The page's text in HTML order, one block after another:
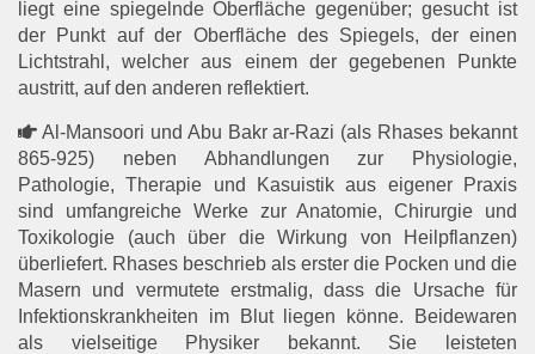
liegt eine spiegelnde Oberfläche gegenüber; gesucht ist
der Punkt auf der Oberfläche des Spiegels, der einen
Lichtstrahl, welcher aus einem der gegebenen Punkte
austritt, auf den anderen reflektiert.
Al-Mansoori und Abu Bakr ar-Razi (als Rhases bekannt
865-925) neben Abhandlungen zur Physiologie,
Pathologie, Therapie und Kasuistik aus eigener Praxis
sind umfangreiche Werke zur Anatomie, Chirurgie und
Toxikologie (auch über die Wirkung von Heilpflanzen)
überliefert. Rhases beschrieb als erster die Pocken und die
Masern und vermutete erstmalig, dass die Ursache für
Infektionskrankheiten im Blut liegen könne. Beidewaren
als vielseitige Physiker bekannt. Sie leisteten